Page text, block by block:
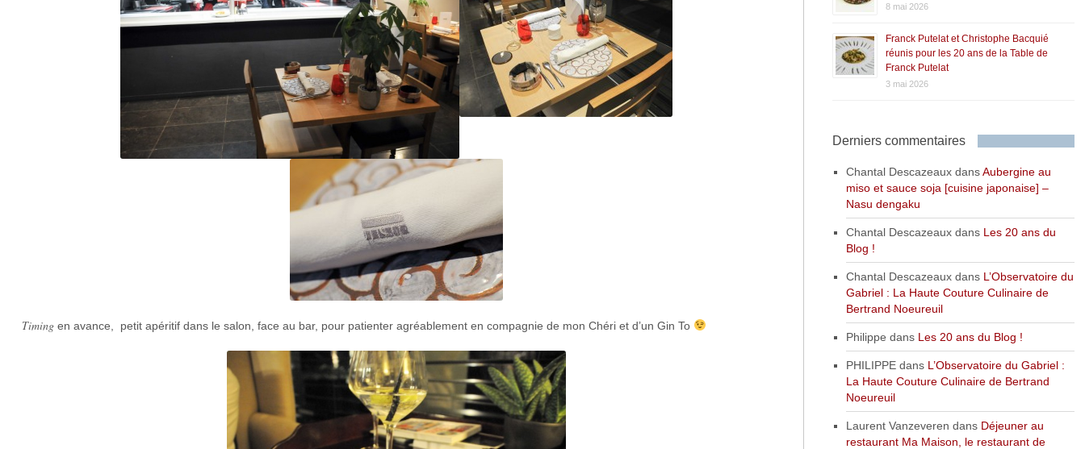
Timingen avance, petit apéritif dans le salon, face au bar, pour patienter agréablement en compagnie de mon Chéri et d’un Gin To
8 mai 2026
Franck Putelat et Christophe Bacquié
réunis pour les 20 ans de la Table de
Franck Putelat
3 mai 2026
Derniers commentaires
Chantal DescazeauxdansAubergine au
miso et sauce soja [cuisine japonaise] –
Nasu dengaku
Chantal Descazeauxdans Les 20 ans du
Blog !
Chantal Descazeauxdans L’Observatoire du
Gabriel : La Haute Couture Culinaire de
Bertrand Noeureuil
Philippe dans Les 20 ans du Blog !
PHILIPPEdans L’Observatoire du Gabriel :
La Haute Couture Culinaire de Bertrand
Noeureuil
Laurent Vanzeveren dans Déjeuner au
restaurant Ma Maison, le restaurant de